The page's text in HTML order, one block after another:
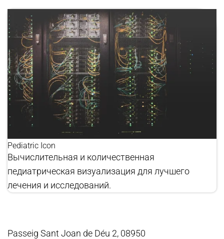
Pediatric Icon
Вычислительная и количественная
педиатрическая визуализация для лучшего
лечения и исследований.
Passeig Sant Joan de Déu 2, 08950